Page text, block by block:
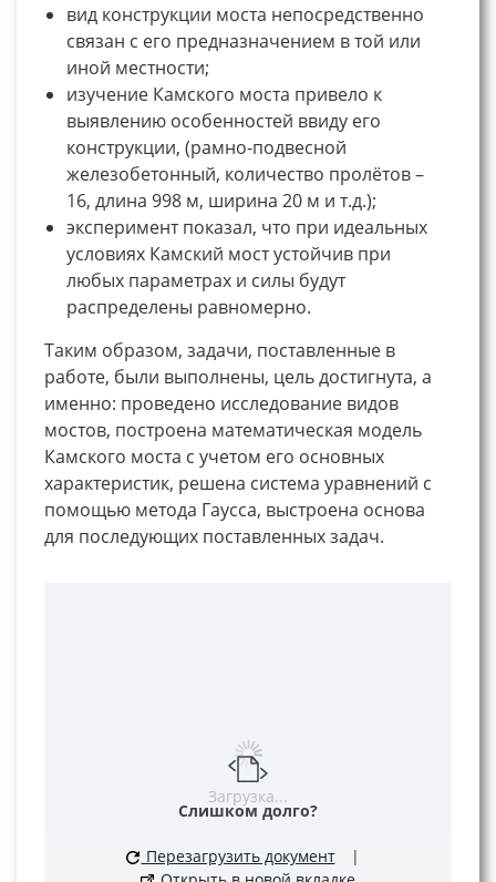
вид конструкции моста непосредственно
связан с его предназначением в той или
иной местности;
изучение Камского моста привело к
выявлению особенностей ввиду его
конструкции, (рамно-подвесной
железобетонный, количество пролётов –
16, длина 998 м, ширина 20 м и т.д.);
эксперимент показал, что при идеальных
условиях Камский мост устойчив при
любых параметрах и силы будут
распределены равномерно.
Таким образом, задачи, поставленные в
работе, были выполнены, цель достигнута, а
именно: проведено исследование видов
мостов, построена математическая модель
Камского моста с учетом его основных
характеристик, решена система уравнений с
помощью метода Гаусса, выстроена основа
для последующих поставленных задач.
Загрузка...
Слишком долго?
Перезагрузить документ
|